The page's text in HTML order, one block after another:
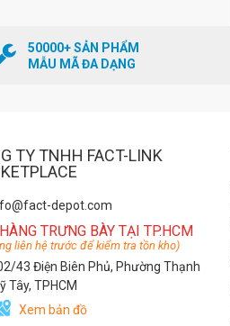
50000+ SẢN PHẨM
MẪU MÃ ĐA DẠNG
TY TNHH FACT-LINK
depot.com
TRƯNG BÀY TẠI TP.HCM
liên hệ trước để kiểm tra tồn kho)
43 Điện Biên Phủ, Phường Thạnh
Tây, TPHCM
Xem bản đồ